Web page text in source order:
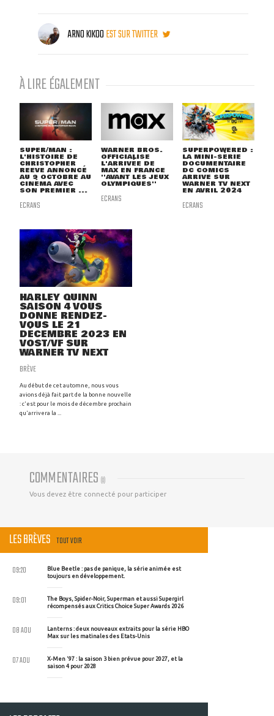
ARNO KIKOOEST SUR TWITTER
À LIRE ÉGALEMENT
SUPER/MAN :
L'HISTOIRE DE
CHRISTOPHER
REEVE ANNONCÉ
AU 9 OCTOBRE AU
CINÉMA AVEC
SON PREMIER ...
ECRANS
WARNER BROS.
OFFICIALISE
L'ARRIVÉE DE
MAX EN FRANCE
''AVANT LES JEUX
OLYMPIQUES''
ECRANS
SUPERPOWERED :
LA MINI-SÉRIE
DOCUMENTAIRE
DC COMICS
ARRIVE SUR
WARNER TV NEXT
EN AVRIL 2024
ECRANS
HARLEY QUINN
SAISON 4 VOUS
DONNE RENDEZ-
VOUS LE 21
DÉCEMBRE 2023 EN
VOST/VF SUR
WARNER TV NEXT
BRÈVE
Au début de cet automne, nous vous
avions déjà fait part de la bonne nouvelle
: c'est pour le mois de décembre prochain
qu'arrivera la ...
COMMENTAIRES (0)
Vous devez être connecté pour participer
LES BRÈVES TOUT VOIR
Blue Beetle : pas de panique, la série animée est
toujours en développement.
09:20
The Boys, Spider-Noir, Superman et aussi Supergirl
récompensés aux Critics Choice Super Awards 2026
09:01
Lanterns : deux nouveaux extraits pour la série HBO
Max sur les matinales des Etats-Unis
08 AOU
X-Men '97 : la saison 3 bien prévue pour 2027, et la
saison 4 pour 2028
07 AOU